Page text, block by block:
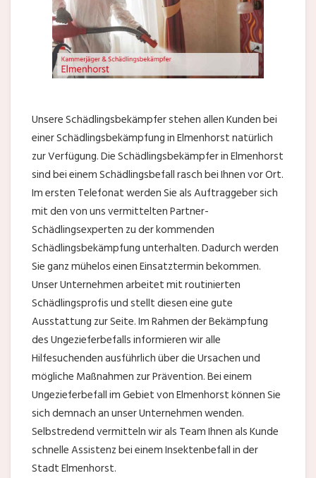
Unsere Schädlingsbekämpfer stehen allen Kunden bei
einer Schädlingsbekämpfung in Elmenhorst natürlich
zur Verfügung. Die Schädlingsbekämpfer in Elmenhorst
sind bei einem Schädlingsbefall rasch bei Ihnen vor Ort.
Im ersten Telefonat werden Sie als Auftraggeber sich
mit den von uns vermittelten Partner-
Schädlingsexperten zu der kommenden
Schädlingsbekämpfung unterhalten. Dadurch werden
Sie ganz mühelos einen Einsatztermin bekommen.
Unser Unternehmen arbeitet mit routinierten
Schädlingsprofis und stellt diesen eine gute
Ausstattung zur Seite. Im Rahmen der Bekämpfung
des Ungezieferbefalls informieren wir alle
Hilfesuchenden ausführlich über die Ursachen und
mögliche Maßnahmen zur Prävention. Bei einem
Ungezieferbefall im Gebiet von Elmenhorst können Sie
sich demnach an unser Unternehmen wenden.
Selbstredend vermitteln wir als Team Ihnen als Kunde
schnelle Assistenz bei einem Insektenbefall in der
Stadt Elmenhorst.